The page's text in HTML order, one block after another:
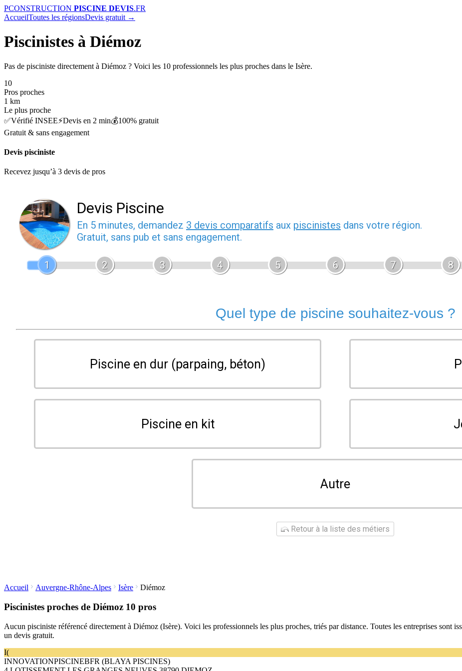
PCONSTRUCTION PISCINE DEVIS.FR
AccueilToutes les régionsDevis gratuit →
Piscinistes à Diémoz
Pas de pisciniste directement à Diémoz ? Voici les 10 professionnels les plus proches dans le Isère.
10
Pros proches
1 km
Le plus proche
✅Vérifié INSEE⚡Devis en 2 min💰100% gratuit
Gratuit & sans engagement
Devis pisciniste
Recevez jusqu’à 3 devis de pros
Devis Piscine
En 5 minutes, demandez 3 devis comparatifs aux piscinistes dans votre région.
Gratuit, sans pub et sans engagement.
1 2 3 4 5 6 7 8
Quel type de piscine souhaitez-vous ?
Piscine en dur (parpaing, béton)
Piscine en kit
Autre
Retour à la liste des métiers
Accueil Auvergne-Rhône-Alpes Isère Diémoz
Piscinistes proches de Diémoz 10 pros
Aucun pisciniste référencé directement à Diémoz (Isère). Voici les professionnels les plus proches, triés par distance. Toutes les entreprises sont
un devis gratuit.
I(
INNOVATIONPISCINEBFR (BLAYA PISCINES)